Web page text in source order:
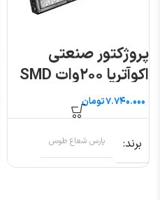
پروژکتور صنعتی
اکوآتریا ۲۰۰وات SMD
پارس شعاع توس
تومان
برند پارس شعاع طوس